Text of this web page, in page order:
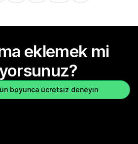
eklemek mi
boyunca ücretsiz deneyin